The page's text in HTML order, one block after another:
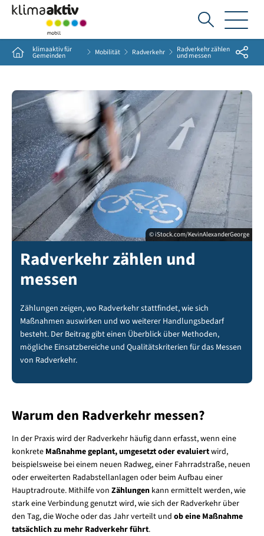
Ich
suche...
Home klimaaktiv für
Gemeinden Mobilität Radverkehr Radverkehr zählen
und messen Share
© iStock.com/KevinAlexanderGeorge
Radverkehr zählen und
messen
Zählungen zeigen, wo Radverkehr stattfindet, wie sich
Maßnahmen auswirken und wo weiterer Handlungsbedarf
besteht. Der Beitrag gibt einen Überblick über Methoden,
mögliche Einsatzbereiche und Qualitätskriterien für das Messen
von Radverkehr.
Warum den Radverkehr messen?
In der Praxis wird der Radverkehr häufig dann erfasst, wenn eine
konkrete Maßnahme geplant, umgesetzt oder evaluiertwird,
beispielsweise bei einem neuen Radweg, einer Fahrradstraße, neuen
oder erweiterten Radabstellanlagen oder beim Aufbau einer
Hauptradroute. Mithilfe von Zählungen kann ermittelt werden, wie
stark eine Verbindung genutzt wird, wie sich der Radverkehr über
den Tag, die Woche oder das Jahr verteilt und ob eine Maßnahme
tatsächlich zu mehr Radverkehr führt.